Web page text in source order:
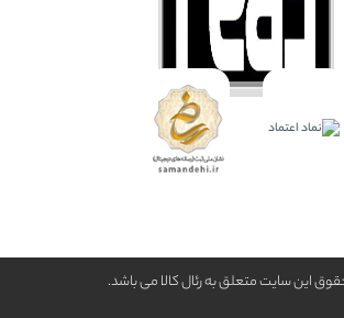
این سایت متعلق به رئال كالا می باشد.